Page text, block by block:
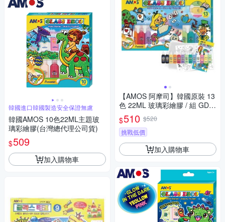
韓國進口韓國製造安全保證無慮
韓國AMOS 10色22ML主題玻
璃彩繪膠(台灣總代理公司貨)
$509
加入購物車
【AMOS 阿摩司】韓國原裝 13
色 22ML 玻璃彩繪膠 / 組 GD2
2P13WM
$510 $520
挑戰低價
加入購物車